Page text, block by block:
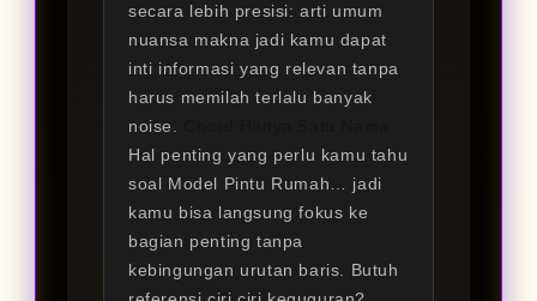
secara lebih presisi: arti umum
nuansa makna jadi kamu dapat
inti informasi yang relevan tanpa
harus memilah terlalu banyak
noise.
Hal penting yang perlu kamu tahu
soal Model Pintu Rumah… jadi
kamu bisa langsung fokus ke
bagian penting tanpa
kebingungan urutan baris. Butuh